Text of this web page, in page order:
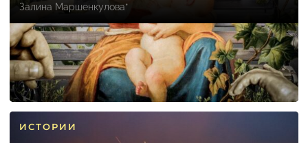
Залина Маршенкулова*
ИСТОРИИ